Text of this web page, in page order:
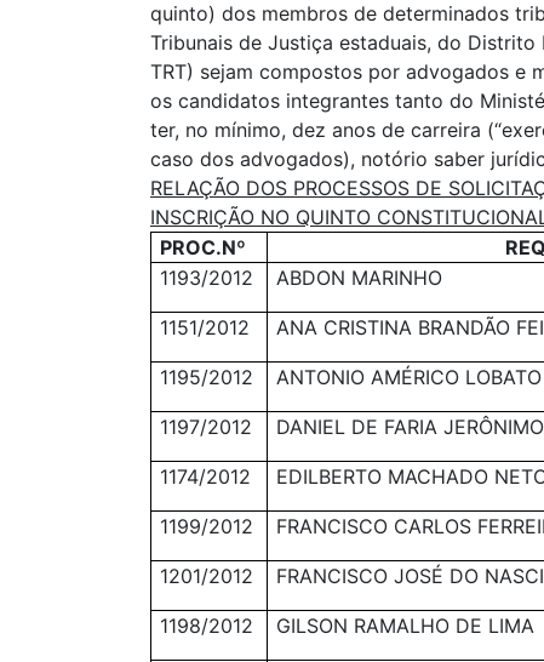
quinto) dos membros de determinados
Tribunais de Justiça estaduais, do Distrito
TRT) sejam compostos por advogados e
os candidatos integrantes tanto do
ter, no mínimo, dez anos de carreira
caso dos advogados), notório saber
RELAÇÃO DOS PROCESSOS DE
INSCRIÇÃO NO QUINTO
PROC.Nº
1193/2012
ABDON MARINHO
1151/2012 ANA CRISTINA BRANDÃO
1195/2012 ANTONIO AMÉRICO
1197/2012 DANIEL DE FARIA
1174/2012 EDILBERTO MACHADO
1199/2012 FRANCISCO CARLOS
1201/2012 FRANCISCO JOSÉ DO
1198/2012 GILSON RAMALHO DE LIMA